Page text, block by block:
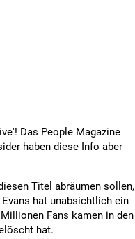
Das People Magazine
haben diese Info aber
Titel abräumen sollen,
hat unabsichtlich ein
Fans kamen in den
hat.